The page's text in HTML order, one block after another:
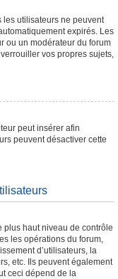
les utilisateurs ne peuvent
expirés. Les
ou un modérateur du forum
vos propres sujets,
peut insérer afin
peuvent désactiver cette
plus haut niveau de contrôle
les opérations du forum,
d’utilisateurs, la
etc. Ils peuvent également
ceci dépend de la